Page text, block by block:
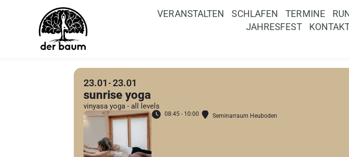
VERANSTALTEN SCHLAFEN TERMINE
JAHRESFEST
23.01 23.01
sunrise yoga
vinyasa yoga - all levels
08:45 - 10:00 Seminarraum Heuboden